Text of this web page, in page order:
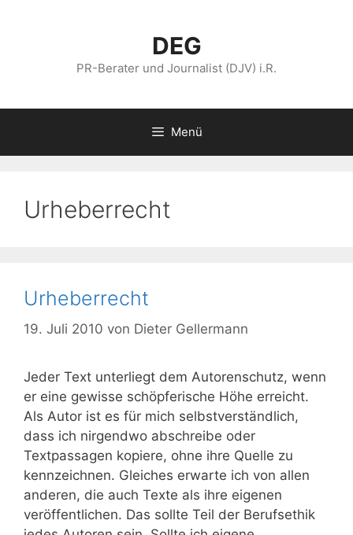
DEG
PR-Berater und Journalist (DJV) i.R.
Menü
Urheberrecht
Urheberrecht
19. Juli 2010 von Dieter Gellermann
Jeder Text unterliegt dem Autorenschutz, wenn
er eine gewisse schöpferische Höhe erreicht.
Als Autor ist es für mich selbstverständlich,
dass ich nirgendwo abschreibe oder
Textpassagen kopiere, ohne ihre Quelle zu
kennzeichnen. Gleiches erwarte ich von allen
anderen, die auch Texte als ihre eigenen
veröffentlichen. Das sollte Teil der Berufsethik